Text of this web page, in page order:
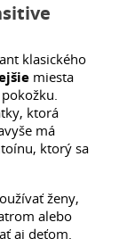
klasického
miesta
ktorá
má
ktorý sa
ženy,
alebo
aj deťom.